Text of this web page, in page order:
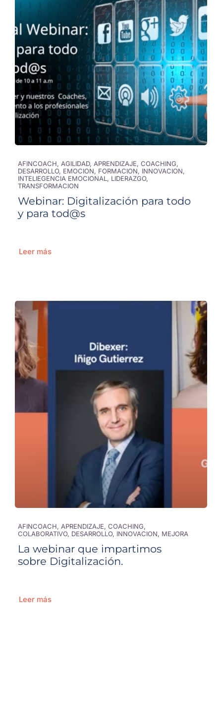
AFINCOACH, AGILIDAD, APRENDIZAJE, COACHING,
DESARROLLO, EMOCION, FORMACION, INNOVACION,
INTELIEGENCIA EMOCIONAL, LIDERAZGO,
TRANSFORMACION
Webinar: Digitalización para todo
y para tod@s
Leer más
AFINCOACH, APRENDIZAJE, COACHING,
COLABORATIVO, DESARROLLO, INNOVACION, MEJORA
La webinar que impartimos
sobre Digitalización.
Leer más